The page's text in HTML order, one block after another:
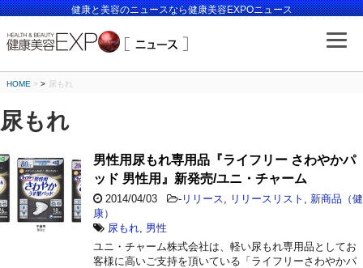
健康と美容のニュースなら健康美容EXPOニュース
HOME > 尿もれ
尿もれ
男性用尿もれ専用品『ライフリー さわやかパ
ッド 男性用』新発売/ユニ・チャーム
2014/04/03 - リリース リリースリスト
新商品（健
康）
尿もれ 男性
ユニ・チャーム株式会社は、軽い尿もれ専用品としてお
客様に高いご支持を頂いている「ライフリーさわやかパ